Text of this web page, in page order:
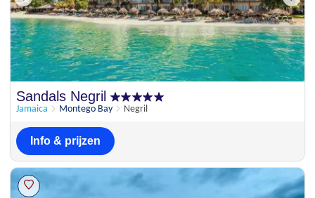
Sandals Negril
Jamaica Montego Bay Negril
Info & prijzen